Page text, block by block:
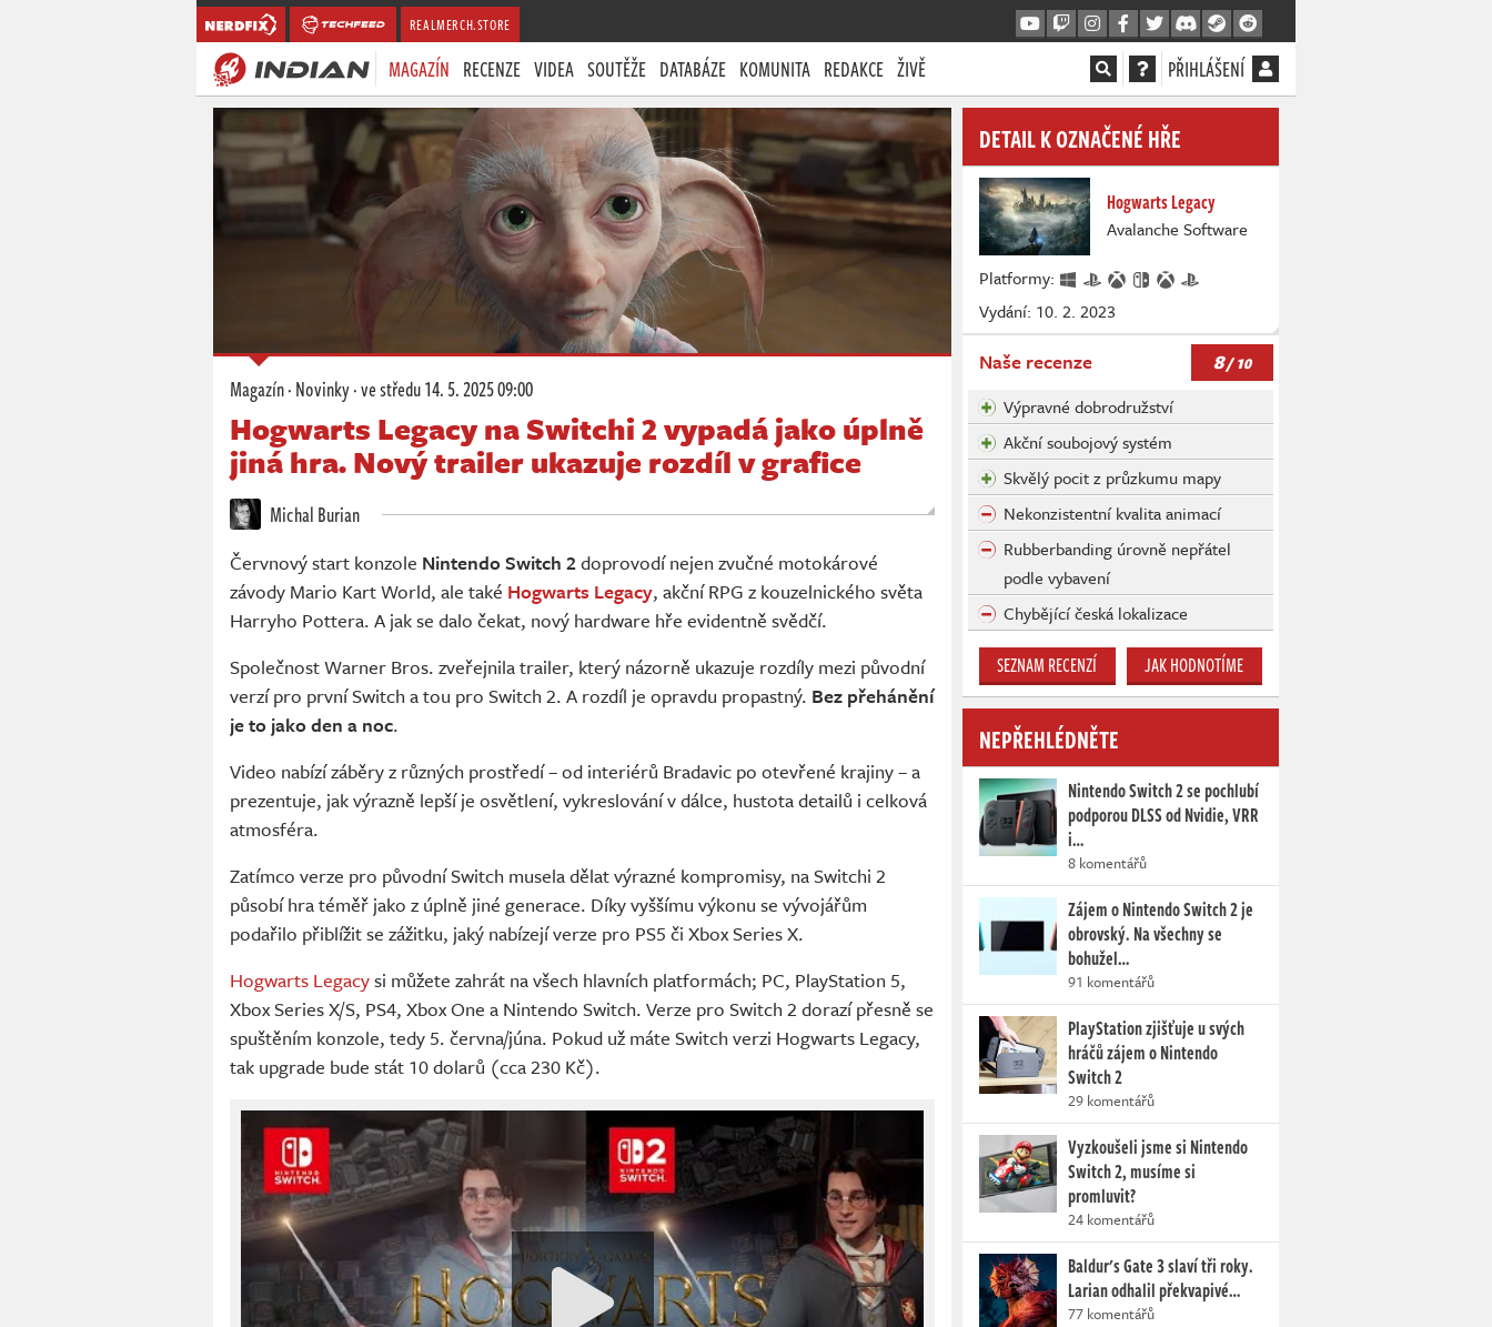
REALMERCH.STORE
MAGAZÍN RECENZE VIDEA SOUTĚŽE DATABÁZE KOMUNITA REDAKCE ŽIVĚ PŘIHLÁŠENÍ
Magazín·Novinky·ve středu14. 5. 2025 09:00
Hogwarts Legacy na Switchi 2 vypadá jako úplně
jiná hra. Nový trailer ukazuje rozdíl v grafice
Michal Burian
Červnový start konzole Nintendo Switch 2doprovodí nejen zvučné motokárové
závody Mario Kart World, ale také Hogwarts Legacy, akční RPG z kouzelnického světa
Harryho Pottera. A jak se dalo čekat, nový hardware hře evidentně svědčí.
Společnost Warner Bros. zveřejnila trailer, který názorně ukazuje rozdíly mezi původní
verzí pro první Switch a tou pro Switch 2. A rozdíl je opravdu propastný. Bez přehánění
je to jako den a noc.
Video nabízí záběry z různých prostředí – od interiérů Bradavic po otevřené krajiny – a
prezentuje, jak výrazně lepší je osvětlení, vykreslování v dálce, hustota detailů i celková
atmosféra.
Zatímco verze pro původní Switch musela dělat výrazné kompromisy, na Switchi 2
působí hra téměř jako z úplně jiné generace. Díky vyššímu výkonu se vývojářům
podařilo přiblížit se zážitku, jaký nabízejí verze pro PS5 či Xbox Series X.
Hogwarts Legacysi můžete zahrát na všech hlavních platformách; PC, PlayStation 5,
Xbox Series X/S, PS4, Xbox One a Nintendo Switch. Verze pro Switch 2 dorazí přesně se
spuštěním konzole, tedy 5. června/júna. Pokud už máte Switch verzi Hogwarts Legacy,
tak upgrade bude stát 10 dolarů (cca 230 Kč).
DETAIL K OZNAČENÉ HŘE
Hogwarts Legacy
Avalanche Software
Platformy:
Vydání: 10. 2. 2023
Naše recenze 8/ 10
Výpravné dobrodružství
Akční soubojový systém
Skvělý pocit z průzkumu mapy
Nekonzistentní kvalita animací
Rubberbanding úrovně nepřátel
podle vybavení
Chybějící česká lokalizace
SEZNAM RECENZÍ JAK HODNOTÍME
NEPŘEHLÉDNĚTE
Nintendo Switch 2 se pochlubí
podporou DLSS od Nvidie, VRR
i…
8 komentářů
Zájem o Nintendo Switch 2 je
obrovský. Na všechny se
bohužel…
91 komentářů
PlayStation zjišťuje u svých
hráčů zájem o Nintendo
Switch 2
29 komentářů
Vyzkoušeli jsme si Nintendo
Switch 2, musíme si
promluvit?
24 komentářů
Baldur's Gate 3 slaví tři roky.
Larian odhalil překvapivé…
77 komentářů